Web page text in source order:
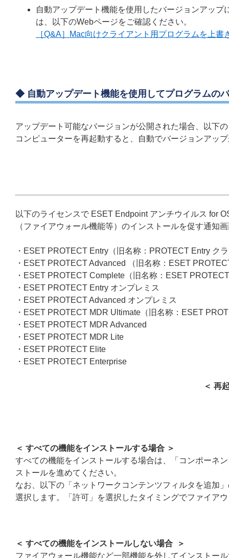
自動アップデート機能を使用したバージョンアッ
は、以下のWebページをご確認ください。
［Q&A］Mac向けクライアント用プログラムを上
◆ 自動アップデート機能を使用してプログラムの
アップデート可能なバージョンが公開された場合、以下
コンピューターを再起動すると、自動でバージョンアッ
以下のライセンスで ESET Endpoint アンチウイルス for
（ファイアウォール機能等）のインストールを促す通知
・ESET PROTECT Entry（旧名称：PROTECT Entry ク
・ESET PROTECT Advanced （旧名称：ESET
・ESET PROTECT Complete（旧名称：ESET
・ESET PROTECT Entry オンプレミス
・ESET PROTECT Advanced オンプレミス
・ESET PROTECT MDR Ultimate（旧名称：ESET
・ESET PROTECT MDR Advanced
・ESET PROTECT MDR Lite
・ESET PROTECT Elite
・ESET PROTECT Enterprise
＜ 再
＜ すべての機能をインストールする場合 ＞
すべての機能をインストールする場合は、「コンポーネ
ストールを進めてください。
なお、以下の「ネットワークコンテンツフィルタを追加
選択します。「許可」を選択したタイミングでファイア
＜ すべての機能をインストールしない場合 ＞
ファイアウォール機能など一部機能を外してインストー